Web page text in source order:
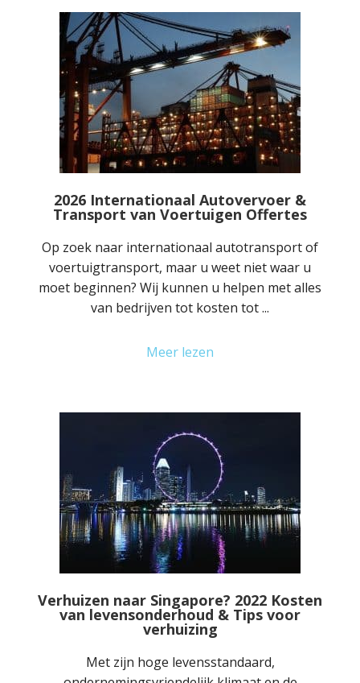
2026 Internationaal Autovervoer &
Transport van Voertuigen Offertes
Op zoek naar internationaal autotransport of
voertuigtransport, maar u weet niet waar u
moet beginnen? Wij kunnen u helpen met alles
van bedrijven tot kosten tot ...
Meer lezen
Verhuizen naar Singapore? 2022 Kosten
van levensonderhoud & Tips voor
verhuizing
Met zijn hoge levensstandaard,